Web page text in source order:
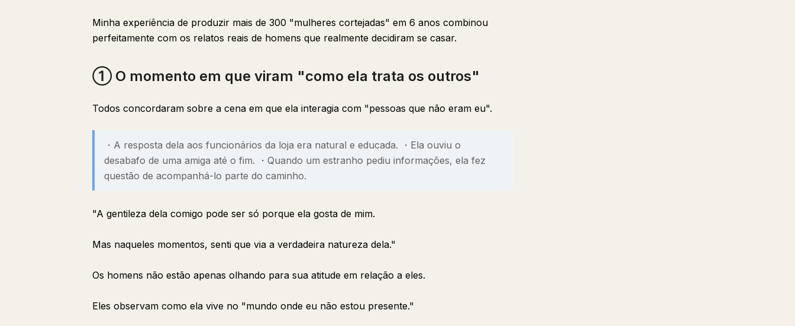
Minha experiência de produzir mais de 300 "mulheres cortejadas" em 6 anos combinou
perfeitamente com os relatos reais de homens que realmente decidiram se casar.
① O momento em que viram "como ela trata os outros"
Todos concordaram sobre a cena em que ela interagia com "pessoas que não eram eu".
・A resposta dela aos funcionários da loja era natural e educada. ・Ela ouviu o
desabafo de uma amiga até o fim. ・Quando um estranho pediu informações, ela fez
questão de acompanhá-lo parte do caminho.
"A gentileza dela comigo pode ser só porque ela gosta de mim.
Mas naqueles momentos, senti que via a verdadeira natureza dela."
Os homens não estão apenas olhando para sua atitude em relação a eles.
Eles observam como ela vive no "mundo onde eu não estou presente."